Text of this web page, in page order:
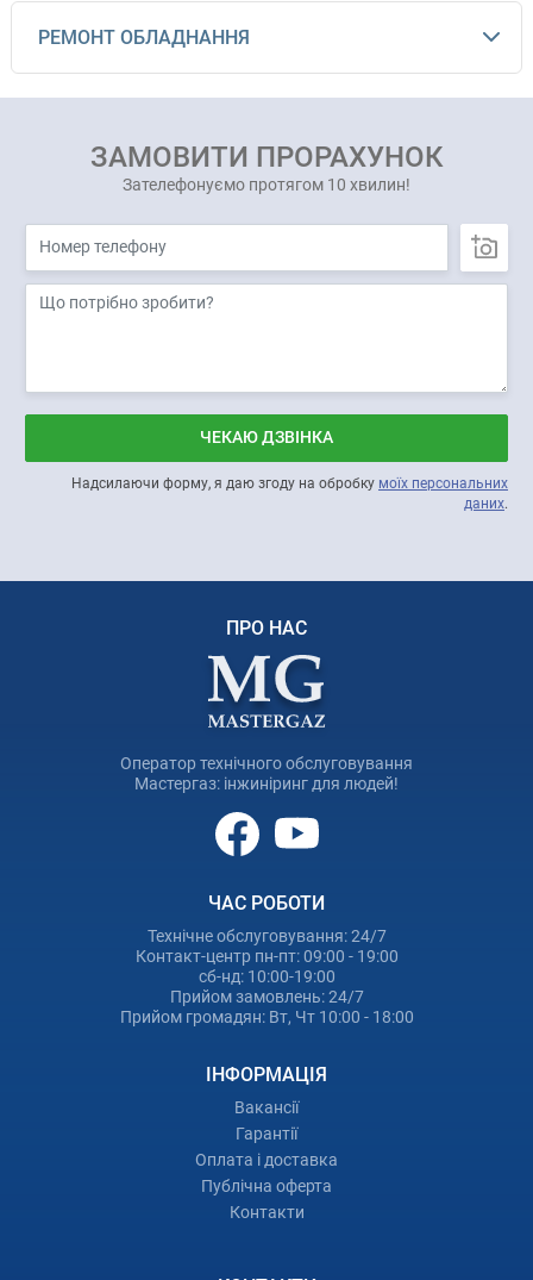
РЕМОНТ ОБЛАДНАННЯ
ЗАМОВИТИ ПРОРАХУНОК
Зателефонуємо протягом 10 хвилин!
ЧЕКАЮ ДЗВІНКА
Надсилаючи форму, я даю згоду на обробку моїх персональних
даних.
ПРО НАС
Оператор технічного обслуговування
Мастергаз: інжиніринг для людей!
ЧАС РОБОТИ
Технічне обслуговування: 24/7
Контакт-центр пн-пт: 09:00 - 19:00
сб-нд: 10:00-19:00
Прийом замовлень: 24/7
Прийом громадян: Вт, Чт 10:00 - 18:00
ІНФОРМАЦІЯ
Вакансії
Гарантії
Оплата і доставка
Публічна оферта
Контакти